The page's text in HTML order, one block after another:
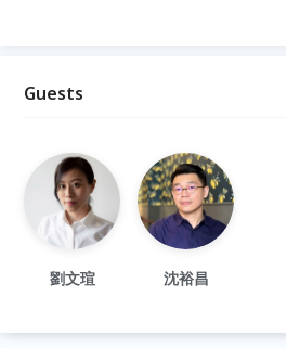
Guests
劉文瑄 沈裕昌